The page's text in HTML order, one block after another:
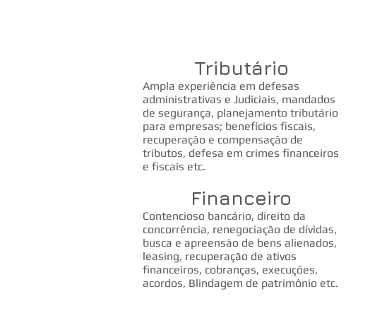
Tributário
Ampla experiência em defesas
administrativas e Judiciais, mandados
de segurança, planejamento tributário
para empresas; benefícios fiscais,
recuperação e compensação de
tributos, defesa em crimes financeiros
e fiscais etc.
Financeiro
Contencioso bancário, direito da
concorrência, renegociação de dívidas,
busca e apreensão de bens alienados,
leasing, recuperação de ativos
financeiros, cobranças, execuções,
acordos, Blindagem de patrimônio etc.